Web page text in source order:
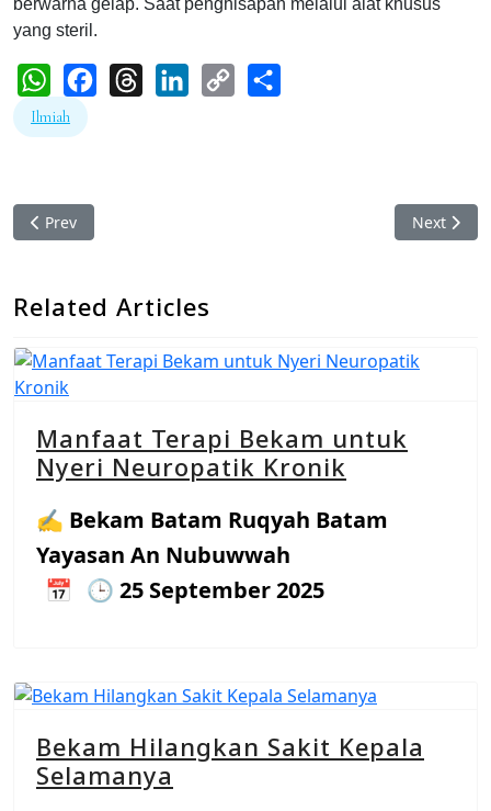
berwarna gelap. Saat penghisapan melalui alat khusus
yang steril.
WhatsAppFacebook
Ilmiah
Previous article: Normalkan Diabetes, Perbarui Spektrin Darah
Prev Next
Next
Related Articles
Manfaat Terapi Bekam untuk
Nyeri Neuropatik Kronik
Bekam Batam Ruqyah Batam
Yayasan An Nubuwwah
25 September 2025
Bekam Hilangkan Sakit Kepala
Selamanya